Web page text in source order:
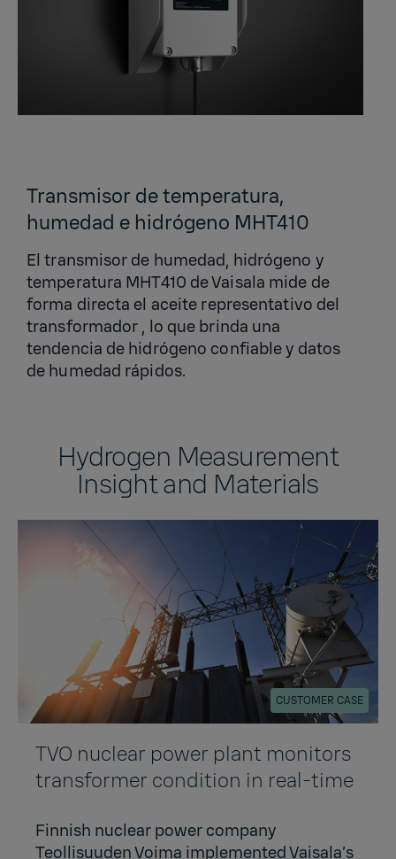
Transmisor de temperatura,
humedad e hidrógeno MHT410
El transmisor de humedad, hidrógeno y
temperatura MHT410 de Vaisala mide de
forma directa el aceite representativo del
transformador , lo que brinda una
tendencia de hidrógeno confiable y datos
de humedad rápidos.
Hydrogen Measurement
Insight and Materials
CUSTOMER CASE
TVO nuclear power plant monitors
transformer condition in real-time
Finnish nuclear power company
Teollisuuden Voima implemented Vaisala’s